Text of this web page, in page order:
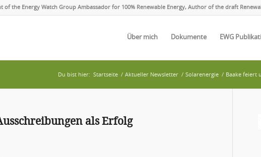
of the Energy Watch Group Ambassador for 100% Renewable Energy, Author of the draft
Über mich Dokumente EWG
Du bist hier: Startseite / Aktueller Newsletter / Solarenergie / Baake feiert
als Erfolg